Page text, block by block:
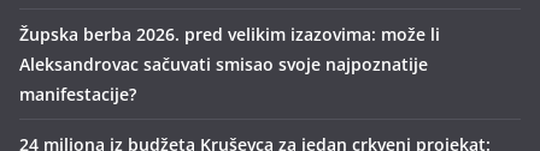
Župska berba 2026. pred velikim izazovima: može li
Aleksandrovac sačuvati smisao svoje najpoznatije
manifestacije?
24 miliona iz budžeta Kruševca za jedan crkveni projekat: